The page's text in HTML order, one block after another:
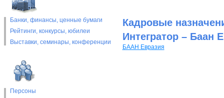
Банки, финансы, ценные бумаги
Рейтинги, конкурсы, юбилеи
Выставки, cеминары, конференции
Персоны
Кадровые
Интегратор – Баан
БААН Евразия